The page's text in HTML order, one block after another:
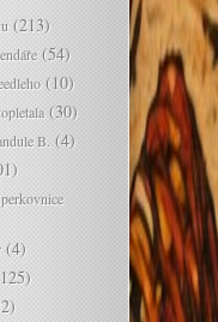
(213)
(54)
(10)
(30)
B. (4)
(4)